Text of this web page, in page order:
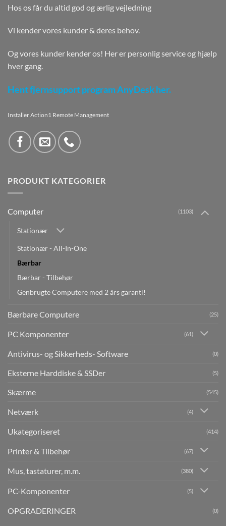
Hos os får du altid god og ærlig vejledning
Vi kender vores kunder & deres behov.
Og vores kunder kender os! Her er personlig service og hjælp
hver gang.
Hent fjernsupport program AnyDesk her.
Installer Action1 Remote Management
PRODUKT KATEGORIER
Computer (1103)
Stationær
Stationær - All-In-One
Bærbar
Bærbar - Tilbehør
Genbrugte Computere med 2 års garanti!
Bærbare Computere (25)
PC Komponenter (61)
Antivirus- og Sikkerheds- Software (0)
Eksterne Harddiske & SSDer (5)
Skærme (545)
Netværk (4)
Ukategoriseret (414)
Printer & Tilbehør (67)
Mus, tastaturer, m.m. (380)
PC-Komponenter (5)
OPGRADERINGER (0)